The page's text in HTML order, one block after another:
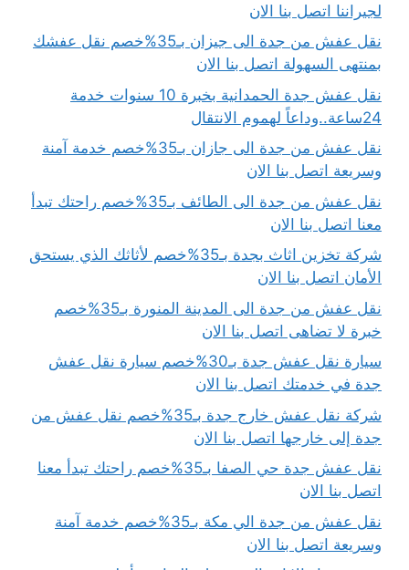
لجيراننا اتصل بنا الان
نقل عفش من جدة الى جيزان بـ35%خصم نقل عفشك
بمنتهى السهولة اتصل بنا الان
نقل عفش جدة الحمدانية بخبرة 10 سنوات خدمة
24ساعة..وداعاً لهموم الانتقال
نقل عفش من جدة الى جازان بـ35%خصم خدمة آمنة
وسريعة اتصل بنا الان
نقل عفش من جدة الى الطائف بـ35%خصم راحتك تبدأ
معنا اتصل بنا الان
شركة تخزين اثاث بجدة بـ35%خصم لأثاثك الذي يستحق
الأمان اتصل بنا الان
نقل عفش من جدة الى المدينة المنورة بـ35%خصم
خبرة لا تضاهى اتصل بنا الان
سيارة نقل عفش جدة بـ30%خصم سيارة نقل عفش
جدة في خدمتك اتصل بنا الان
شركة نقل عفش خارج جدة بـ35%خصم نقل عفش من
جدة إلى خارجها اتصل بنا الان
نقل عفش جدة حي الصفا بـ35%خصم راحتك تبدأ معنا
اتصل بنا الان
نقل عفش من جدة الي مكة بـ35%خصم خدمة آمنة
وسريعة اتصل بنا الان